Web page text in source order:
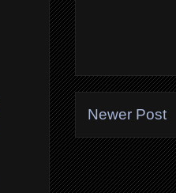
Newer Post